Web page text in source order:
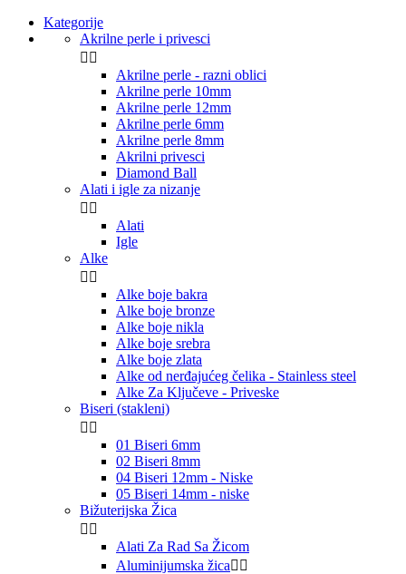
Kategorije
Akrilne perle i privesci
 
Akrilne perle - razni oblici
Akrilne perle 10mm
Akrilne perle 12mm
Akrilne perle 6mm
Akrilne perle 8mm
Akrilni privesci
Diamond Ball
Alati i igle za nizanje
 
Alati
Igle
Alke
 
Alke boje bakra
Alke boje bronze
Alke boje nikla
Alke boje srebra
Alke boje zlata
Alke od nerđajućeg čelika - Stainless steel
Alke Za Ključeve - Priveske
Biseri (stakleni)
 
01 Biseri 6mm
02 Biseri 8mm
04 Biseri 12mm - Niske
05 Biseri 14mm - niske
Bižuterijska Žica
 
Alati Za Rad Sa Žicom
Aluminijumska žica 